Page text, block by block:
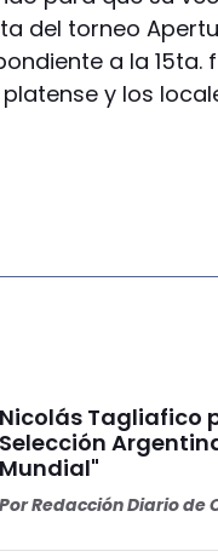
del torneo
a la 15ta.
platense y los
Nicolás Tagliafico
Selección
Mundial"
PorRedacción Diario de